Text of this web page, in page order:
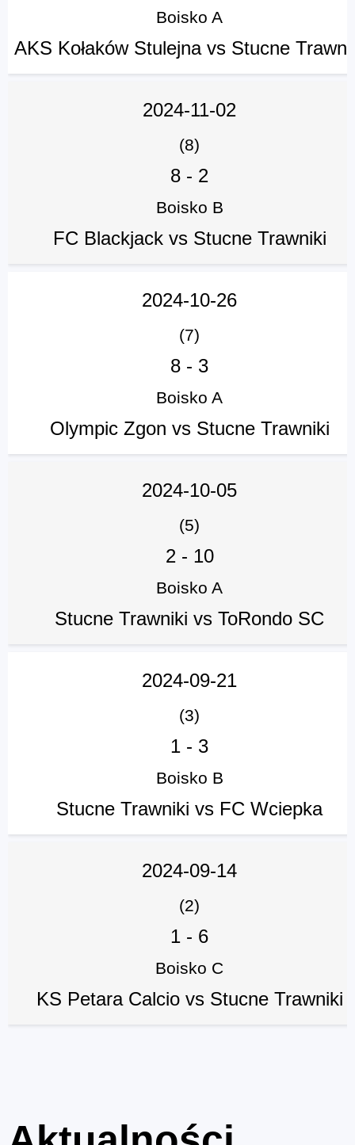
Boisko A
AKS Kołaków Stulejna vs Stucne
2024-11-02
(8)
8 - 2
Boisko B
FC Blackjack vs Stucne Trawniki
2024-10-26
(7)
8 - 3
Boisko A
Olympic Zgon vs Stucne Trawniki
2024-10-05
(5)
2- 10
Boisko A
Stucne Trawniki vs ToRondo SC
2024-09-21
(3)
1 - 3
Boisko B
Stucne Trawniki vs FC Wciepka
2024-09-14
(2)
1 - 6
Boisko C
KS Petara Calcio vs Stucne Trawniki